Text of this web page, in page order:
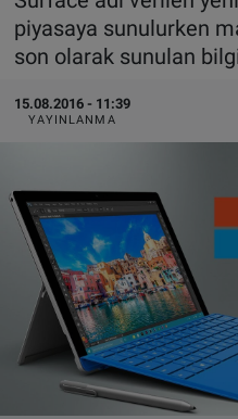
piyasaya sunulurken
son olarak sunulan
15.08.2016 - 11:39
YAYINLANMA
AVUSTURYA
SAĞLIK - YAŞAM
DÜNYA
BİLİM-TEKNOLOJİ
FOTO GALERİ
VIDEO GALERİ
ALGEMENE
CONTACT
Tüm Manşetler
Son Dakika Haberleri